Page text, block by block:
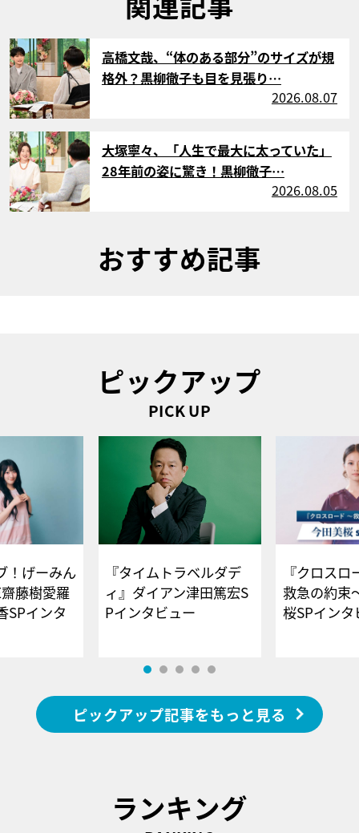
サムネイル
高橋文哉、“体のある部分”のサイズが規
格外？黒柳徹子も目を見張り…
2026.08.07
サムネイル
大塚寧々、「人生で最大に太っていた」
28年前の姿に驚き！黒柳徹子…
2026.08.05
おすすめ記事
ピックアップ
PICK UP
！げーみん
藤樹愛羅
SPインタ
『タイムトラベルダデ
ィ』ダイアン津田篤宏S
Pインタビュー
『クロス
救急の約束
桜SPイ
ピックアップ記事をもっと見る
ランキング